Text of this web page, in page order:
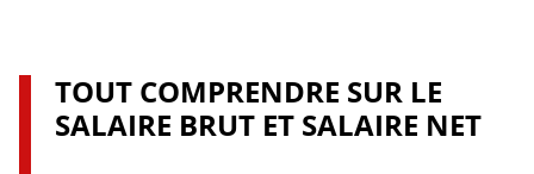
TOUT COMPRENDRE SUR LE
SALAIRE BRUT ET SALAIRE NET